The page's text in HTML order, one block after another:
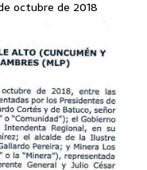
octubre de 2018